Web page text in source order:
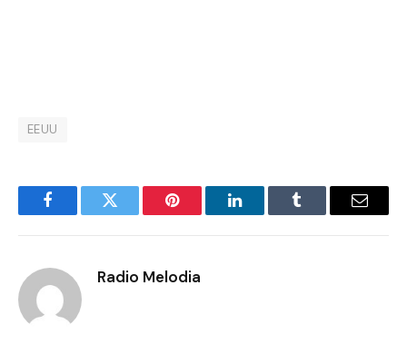
EEUU
FacebookTwitter Pinterest LinkedInTumblr Email
Radio Melodia